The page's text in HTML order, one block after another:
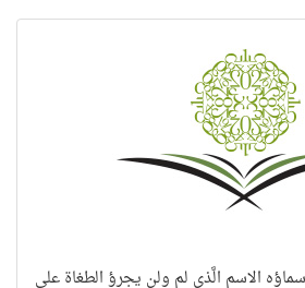
الاسم الَّذي لم ولن يجرؤ الطغاة على